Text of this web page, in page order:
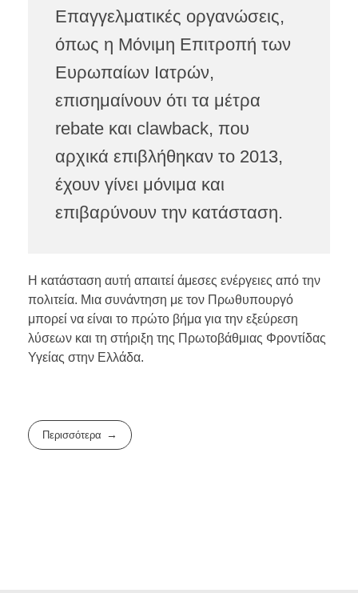
Επαγγελματικές οργανώσεις,
όπως η Μόνιμη Επιτροπή των
Ευρωπαίων Ιατρών,
επισημαίνουν ότι τα μέτρα
rebate και clawback, που
αρχικά επιβλήθηκαν το 2013,
έχουν γίνει μόνιμα και
επιβαρύνουν την κατάσταση.
Η κατάσταση αυτή απαιτεί άμεσες ενέργειες από την
πολιτεία. Μια συνάντηση με τον Πρωθυπουργό
μπορεί να είναι το πρώτο βήμα για την εξεύρεση
λύσεων και τη στήριξη της Πρωτοβάθμιας Φροντίδας
Υγείας στην Ελλάδα.
Περισσότερα